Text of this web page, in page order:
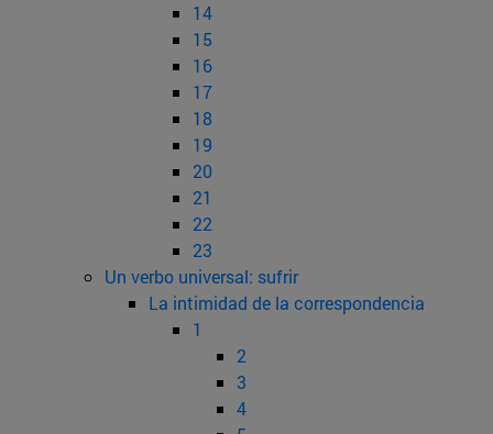
14
15
16
17
18
19
20
21
22
23
Un verbo universal: sufrir
La intimidad de la correspondencia
1
2
3
4